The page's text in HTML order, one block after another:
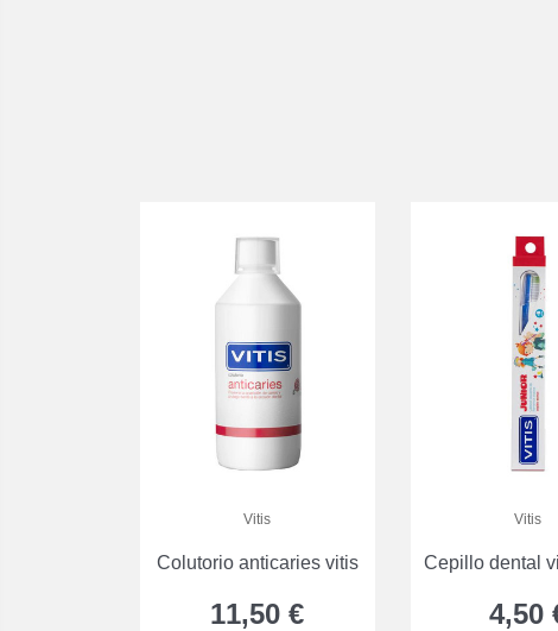
Vitis
Colutorio anticaries vitis
11,50 €
Vitis
Cepillo dental
4,50